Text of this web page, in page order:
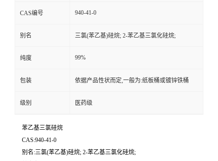
CAS编号 940-41-0
别名 三氯(苯乙基)硅烷; 2-苯乙基三氯化硅烷;
纯度 99%
包装 依据产品性状而定,一般为:纸板桶或镀锌铁桶
级别 医药级
苯乙基三氯硅烷
CAS:940-41-0
别名:三氯(苯乙基)硅烷; 2-苯乙基三氯化硅烷;